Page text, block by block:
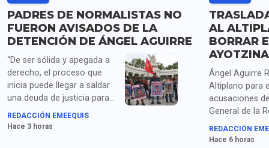
PADRES DE NORMALISTAS NO
FUERON AVISADOS DE LA
DETENCIÓN DE ÁNGEL AGUIRRE
“De ser sólida y apegada a
derecho, el proceso que
inicia puede llegar a saldar
una deuda de justicia para
las familias de los
estudiantes desaparecidos”,
REDACCIÓN EMEEQUIS
Hace 3 horas
AL
BORRAR
Ángel Aguirre
Altiplano para
acusaciones
General de la
(FGR) por el
ocultamiento
REDACCIÓN
Hace 6 horas